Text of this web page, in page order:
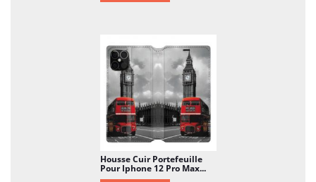
Housse Cuir Portefeuille
Pour Iphone 12 Pro Max...